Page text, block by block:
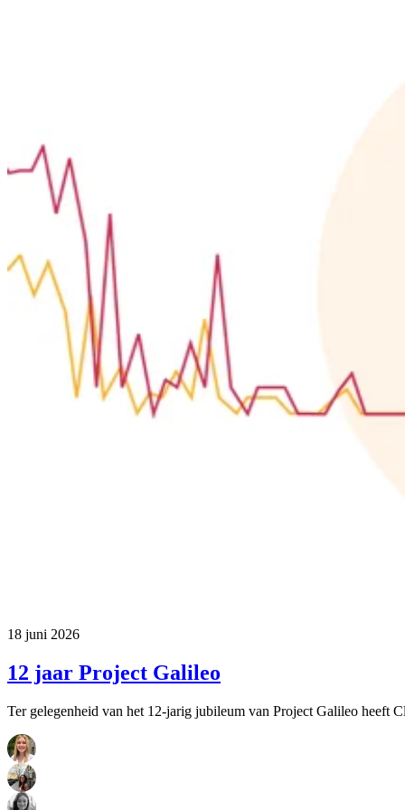
18 juni 2026
12 jaar Project Galileo
Ter gelegenheid van het 12-jarig jubileum van Project Galileo heeft